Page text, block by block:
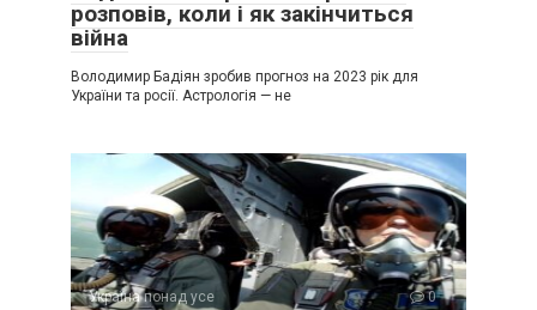
розповів, коли і як закінчиться
війна
Володимир Бадіян зробив прогноз на 2023 рік для
України та росії. Астрологія — не
Україна понад усе 0